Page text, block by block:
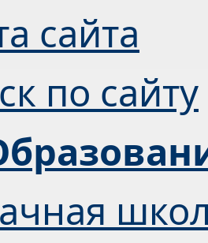
сайта
по сайту